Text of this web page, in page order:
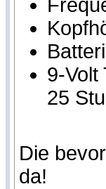
9-Volt
25
Die
da!